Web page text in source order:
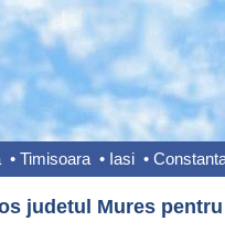
• Timisoara • Iasi •
judetul Mures